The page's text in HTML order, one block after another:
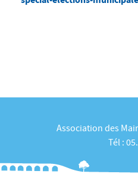
Association des
Tél :